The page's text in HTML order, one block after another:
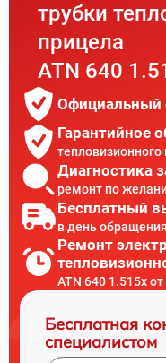
трубки
прицела
ATN 640
Официальный
Гарантийное
тепловизионного
Диагностика
ремонт по
Бесплатный
в день обращения
Ремонт
ATN 640 1.515x
Бесплатная
специалистом